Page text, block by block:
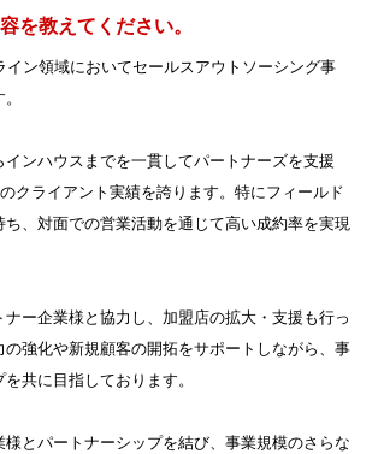
を教えてください。
イン領域においてセールスアウトソーシング事
インハウスまでを一貫してパートナーズを支援
クライアント実績を誇ります。特にフィールド
ち、対面での営業活動を通じて高い成約率を実現
ナー企業様と協力し、加盟店の拡大・支援も行っ
の強化や新規顧客の開拓をサポートしながら、事
共に目指しております。
様とパートナーシップを結び、事業規模のさらな